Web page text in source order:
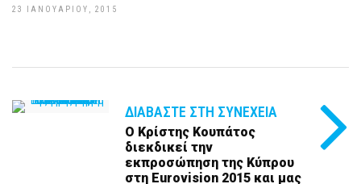
23 ΙΑΝΟΥΑΡΊΟΥ, 2015
ΔΙΑΒΆΣΤΕ ΣΤΗ ΣΥΝΈΧΕΙΑ
Ο Κρίστης Κουπάτος
διεκδικεί την
εκπροσώπηση της Κύπρου
στη Eurovision 2015 και μας